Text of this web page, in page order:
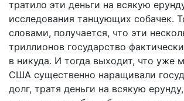
тратило эти деньги на всякую
исследования танцующих собачек.
словами, получается, что эти
триллионов государство
в никуда. И тогда выходит, что уже
США существенно наращивали
долг, тратя деньги на всякую